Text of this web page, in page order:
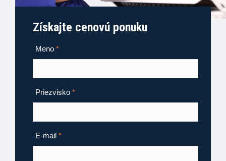
Získajte cenovú ponuku
Meno *
Priezvisko *
E-mail *